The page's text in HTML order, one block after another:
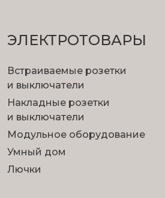
ЭЛЕКТРОТОВАРЫ
Встраиваемые розетки
и выключатели
Накладные розетки
и выключатели
Модульное оборудование
Умный дом
Лючки